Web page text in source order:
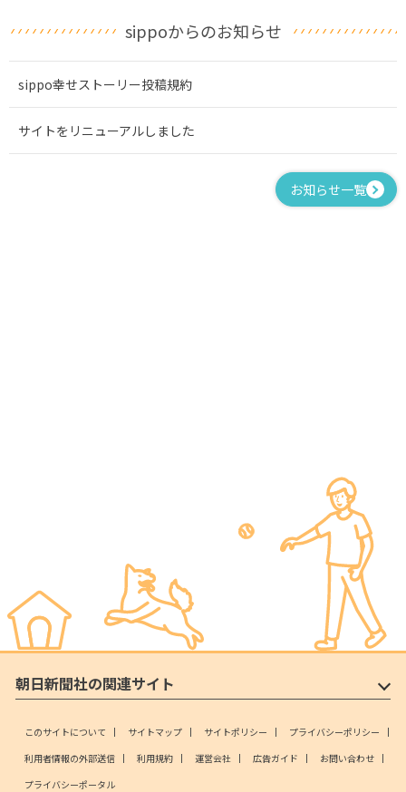
sippoからのお知らせ
sippo幸せストーリー投稿規約
サイトをリニューアルしました
お知らせ一覧
朝日新聞社の関連サイト
このサイトについて サイトマップ サイトポリシー
プライバシーポリシー
利用者情報の外部送信
利用規約 運営会社 広告ガイド
お問い合わせ
プライバシーポータル